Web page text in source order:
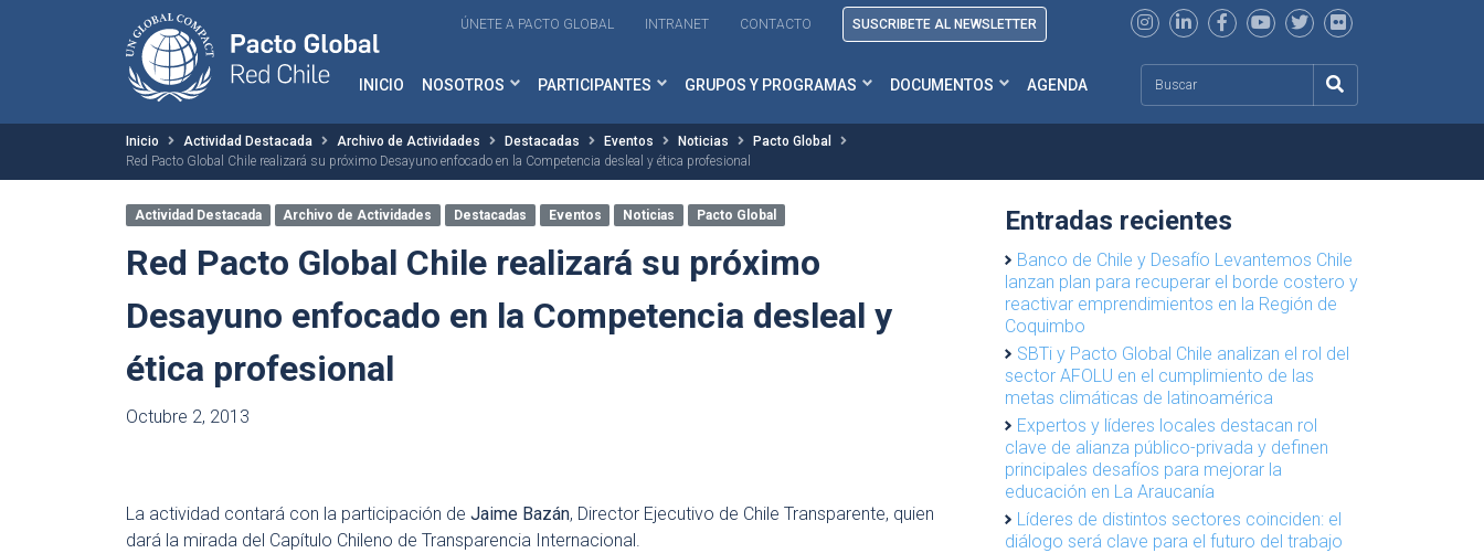
ÚNETE A PACTO GLOBAL INTRANET CONTACTO SUSCRIBETE AL NEWSLETTER
INICIO NOSOTROS PARTICIPANTES GRUPOS Y PROGRAMAS DOCUMENTOS AGENDA
Inicio Actividad Destacada Archivo de Actividades Destacadas Eventos Noticias
Pacto Global
Red Pacto Global Chile realizará su próximo Desayuno enfocado en la Competencia desleal y ética profesional
Actividad Destacada Archivo de Actividades Destacadas Eventos Noticias Pacto Global
Red Pacto Global Chile realizará su próximo
Desayuno enfocado en la Competencia desleal y
ética profesional
Octubre 2, 2013
La actividad contará con la participación de Jaime Bazán, Director Ejecutivo de Chile Transparente, quien
dará la mirada del Capítulo Chileno de Transparencia Internacional.
Entradas recientes
Banco de Chile y Desafío Levantemos Chile
lanzan plan para recuperar el borde costero y
reactivar emprendimientos en la Región de
Coquimbo
SBTi y Pacto Global Chile analizan el rol del
sector AFOLU en el cumplimiento de las
metas climáticas de latinoamérica
Expertos y líderes locales destacan rol
clave de alianza público-privada y definen
principales desafíos para mejorar la
educación en La Araucanía
Líderes de distintos sectores coinciden: el
diálogo será clave para el futuro del trabajo